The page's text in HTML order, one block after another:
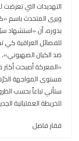
التهديدات التي
ويرى المتحدث باسم
بدوره، أن «استشهاد
للفصائل العراقية
ضد الكيان الصهيوني».
«المعركة أصبحت
مستوى المواجهة
ستأتي تباعاً بحسب
للخريطة العملياتية
فقار فاضل